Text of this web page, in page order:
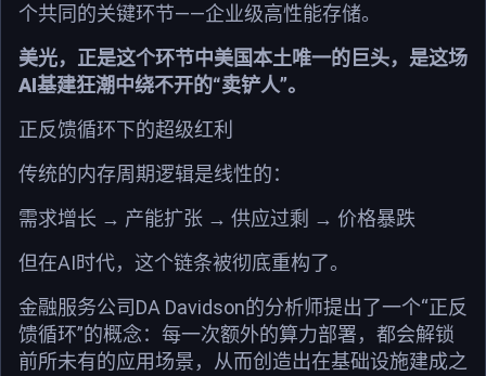
个共同的关键环节——企业级高性能存储。
美光，正是这个环节中美国本土唯一的巨头，是这场
AI基建狂潮中绕不开的“卖铲人”。
正反馈循环下的超级红利
传统的内存周期逻辑是线性的：
需求增长 → 产能扩张 → 供应过剩 → 价格暴跌
但在AI时代，这个链条被彻底重构了。
金融服务公司DA Davidson的分析师提出了一个“正反
馈循环”的概念：每一次额外的算力部署，都会解锁
前所未有的应用场景，从而创造出在基础设施建成之